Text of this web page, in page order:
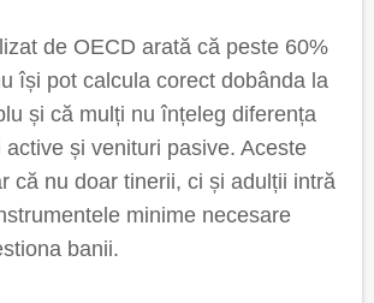
de OECD arată că peste 60%
își pot calcula corect dobânda la
și că mulți nu înțeleg diferența
și venituri pasive. Aceste
că nu doar tinerii, ci și adulții intră
minime necesare
banii.